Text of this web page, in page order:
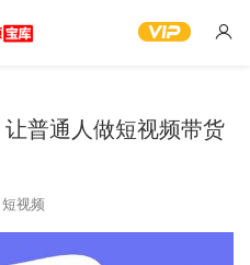
普通人做短视频带货
短视频